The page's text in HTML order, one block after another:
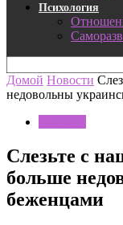
Психология
Домой Новости
недовольны
Слезьте с
больше
беженцами